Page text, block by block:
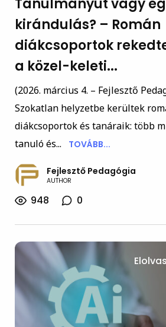
Tanulmányút vagy
kirándulás? – Román
diákcsoportok
a közel-keleti...
(2026. március 4. – Fejlesztő
Szokatlan helyzetbe kerültek
diákcsoportok és tanáraik: több
tanuló és...
TOVÁBB...
Fejlesztő Pedagógia
AUTHOR
948 0